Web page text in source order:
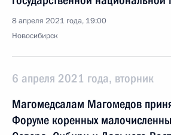
8 апреля 2021 года, 19:00
Новосибирск
6 апреля 2021 года, вторник
Магомедсалам Магомедов
Форуме коренных